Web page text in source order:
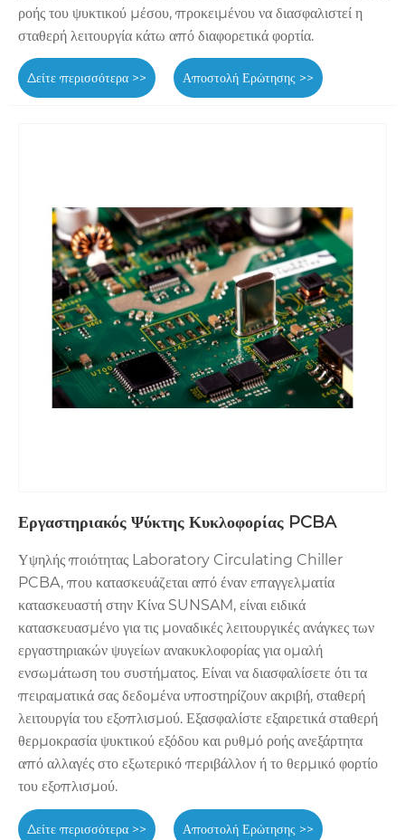
ροής του ψυκτικού μέσου, προκειμένου να διασφαλιστεί η
σταθερή λειτουργία κάτω από διαφορετικά φορτία.
Δείτε περισσότερα >> Αποστολή Ερώτησης >>
Εργαστηριακός Ψύκτης Κυκλοφορίας PCBA
Υψηλής ποιότητας Laboratory Circulating Chiller
PCBA, που κατασκευάζεται από έναν επαγγελματία
κατασκευαστή στην Κίνα SUNSAM, είναι ειδικά
κατασκευασμένο για τις μοναδικές λειτουργικές ανάγκες των
εργαστηριακών ψυγείων ανακυκλοφορίας για ομαλή
ενσωμάτωση του συστήματος. Είναι να διασφαλίσετε ότι τα
πειραματικά σας δεδομένα υποστηρίζουν ακριβή, σταθερή
λειτουργία του εξοπλισμού. Εξασφαλίστε εξαιρετικά σταθερή
θερμοκρασία ψυκτικού εξόδου και ρυθμό ροής ανεξάρτητα
από αλλαγές στο εξωτερικό περιβάλλον ή το θερμικό φορτίο
του εξοπλισμού.
Δείτε περισσότερα >> Αποστολή Ερώτησης >>